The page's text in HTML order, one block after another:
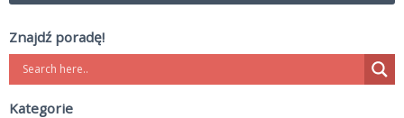
Znajdź poradę!
Kategorie